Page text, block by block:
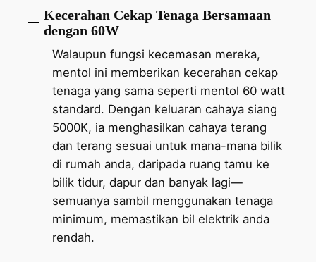
Kecerahan Cekap Tenaga Bersamaan
dengan 60W
Walaupun fungsi kecemasan mereka,
mentol ini memberikan kecerahan cekap
tenaga yang sama seperti mentol 60 watt
standard. Dengan keluaran cahaya siang
5000K, ia menghasilkan cahaya terang
dan terang sesuai untuk mana-mana bilik
di rumah anda, daripada ruang tamu ke
bilik tidur, dapur dan banyak lagi—
semuanya sambil menggunakan tenaga
minimum, memastikan bil elektrik anda
rendah.